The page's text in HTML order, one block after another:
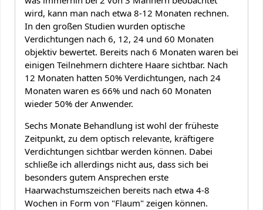
wird, kann man nach etwa 8-12 Monaten rechnen.
In den großen Studien wurden optische
Verdichtungen nach 6, 12, 24 und 60 Monaten
objektiv bewertet. Bereits nach 6 Monaten waren bei
einigen Teilnehmern dichtere Haare sichtbar. Nach
12 Monaten hatten 50% Verdichtungen, nach 24
Monaten waren es 66% und nach 60 Monaten
wieder 50% der Anwender.
Sechs Monate Behandlung ist wohl der früheste
Zeitpunkt, zu dem optisch relevante, kräftigere
Verdichtungen sichtbar werden können. Dabei
schließe ich allerdings nicht aus, dass sich bei
besonders gutem Ansprechen erste
Haarwachstumszeichen bereits nach etwa 4-8
Wochen in Form von "Flaum" zeigen können.